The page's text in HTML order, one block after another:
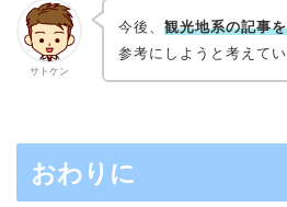
サトケン
今後、 観光地系の記事
参考にしようと考えてい
おわりに